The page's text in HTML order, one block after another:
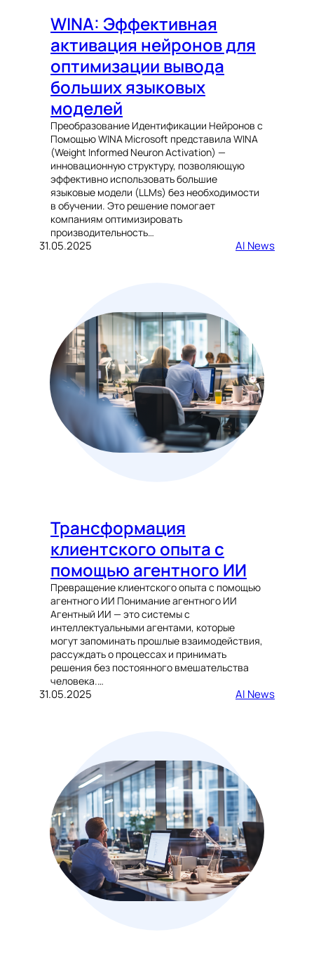
WINA: Эффективная
активация нейронов для
оптимизации вывода
больших языковых
моделей
Преобразование Идентификации Нейронов с
Помощью WINA Microsoft представила WINA
(Weight Informed Neuron Activation) —
инновационную структуру, позволяющую
эффективно использовать большие
языковые модели (LLMs) без необходимости
в обучении. Это решение помогает
компаниям оптимизировать
производительность…
31.05.2025 AI News
Трансформация
клиентского опыта с
помощью агентного ИИ
Превращение клиентского опыта с помощью
агентного ИИ Понимание агентного ИИ
Агентный ИИ — это системы с
интеллектуальными агентами, которые
могут запоминать прошлые взаимодействия,
рассуждать о процессах и принимать
решения без постоянного вмешательства
человека.…
31.05.2025 AI News